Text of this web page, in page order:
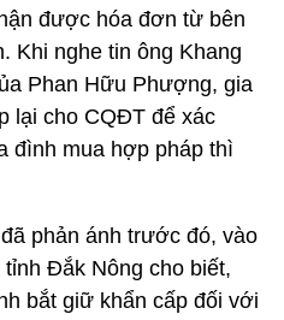
được hóa đơn từ bên
Khi nghe tin ông Khang
Phan Hữu Phượng, gia
lại cho CQĐT để xác
đình mua hợp pháp thì
phản ánh trước đó, vào
Đắk Nông cho biết,
bắt giữ khẩn cấp đối với